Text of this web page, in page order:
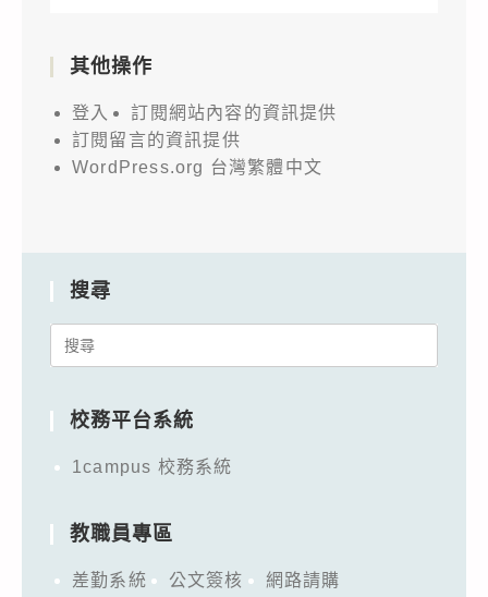
其他操作
登入
訂閱網站內容的資訊提供
訂閱留言的資訊提供
WordPress.org 台灣繁體中文
搜尋
Search
校務平台系統
1campus 校務系統
教職員專區
差勤系統 公文簽核
網路請購